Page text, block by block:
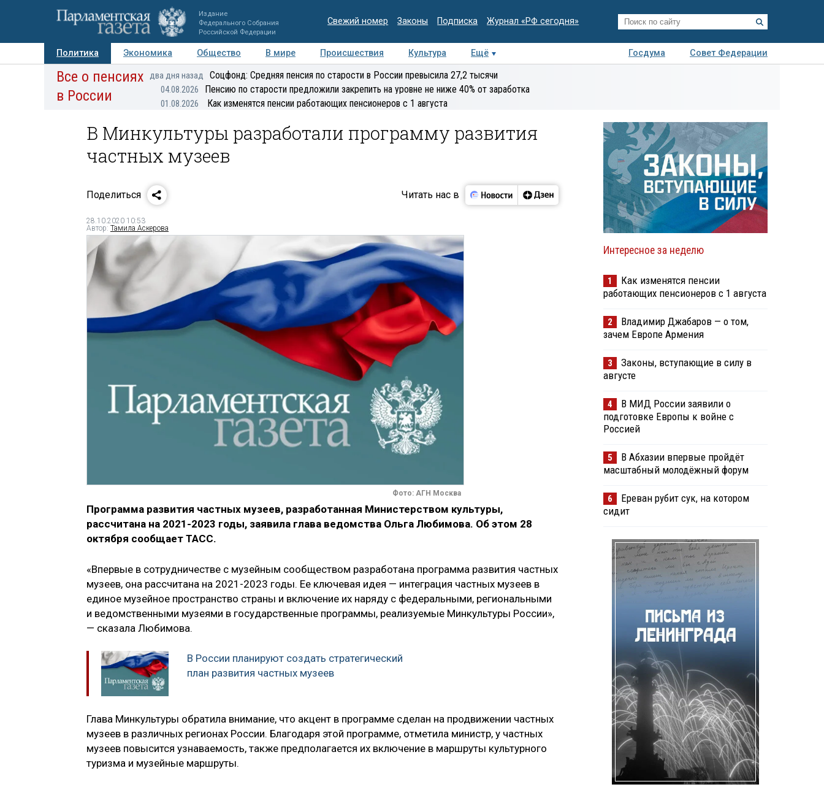
Издание
Федерального Собрания
Российской Федерации
Свежий номер Законы Подписка Журнал «РФ сегодня»
Политика Экономика Общество В мире Происшествия Культура Ещё Госдума
Совет Федерации
Авторы Персоны Мнения Регионы Медиацентр Интервью Колумнисты
Все о пенсиях
в России
два дня назад Соцфонд: Средняя пенсия по старости в России превысила 27,2 тысячи
04.08.2026 Пенсию по старости предложили закрепить на уровне не ниже 40% от заработка
01.08.2026 Как изменятся пенсии работающих пенсионеров с 1 августа
В Минкультуры разработали программу развития
частных музеев
Поделиться Читать нас в
28.10.2020 10:53
Автор: Тамила Аскерова
Фото: АГН Москва
Программа развития частных музеев, разработанная Министерством культуры,
рассчитана на 2021-2023 годы, заявила глава ведомства Ольга Любимова. Об этом 28
октября сообщает ТАСС.
«Впервые в сотрудничестве с музейным сообществом разработана программа развития частных
музеев, она рассчитана на 2021-2023 годы. Ее ключевая идея — интеграция частных музеев в
единое музейное пространство страны и включение их наряду с федеральными, региональными
и ведомственными музеями в государственные программы, реализуемые Минкультуры России»,
— сказала Любимова.
В России планируют создать стратегический
план развития частных музеев
Глава Минкультуры обратила внимание, что акцент в программе сделан на продвижении частных
музеев в различных регионах России. Благодаря этой программе, отметила министр, у частных
музеев повысится узнаваемость, также предполагается их включение в маршруты культурного
туризма и музейные маршруты.
Интересное за неделю
1
Как изменятся пенсии
работающих пенсионеров с 1 августа
2
Владимир Джабаров — о том,
зачем Европе Армения
3
Законы, вступающие в силу в
августе
4
В МИД России заявили о
подготовке Европы к войне с
Россией
5
В Абхазии впервые пройдёт
масштабный молодёжный форум
6
Ереван рубит сук, на котором
сидит